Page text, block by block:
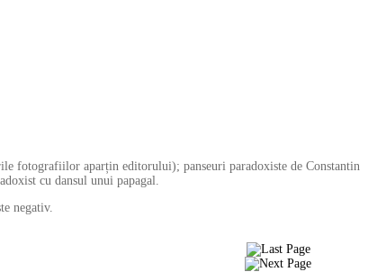
fotografiilor aparțin editorului); panseuri paradoxiste de Constantin
cu dansul unui papagal.
negativ.